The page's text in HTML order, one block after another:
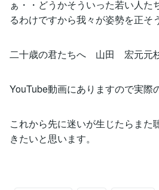
ぁ・・どうかそういった若い人た
るわけですから我々が姿勢を正そ
二十歳の君たちへ 山田 宏元元
YouTube動画にありますので実際
これから先に迷いが生じたらまた
きたいと思います。